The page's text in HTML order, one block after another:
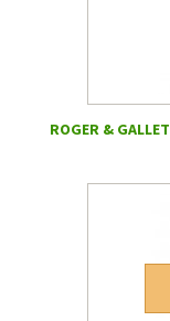
ROGER & GALLET